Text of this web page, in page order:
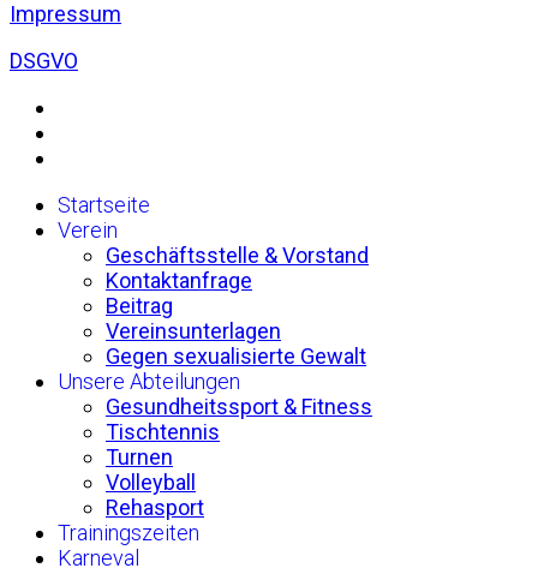
Impressum
DSGVO
Startseite
Verein
Geschäftsstelle & Vorstand
Kontaktanfrage
Beitrag
Vereinsunterlagen
Gegen sexualisierte Gewalt
Unsere Abteilungen
Gesundheitssport & Fitness
Tischtennis
Turnen
Volleyball
Rehasport
Trainingszeiten
Karneval